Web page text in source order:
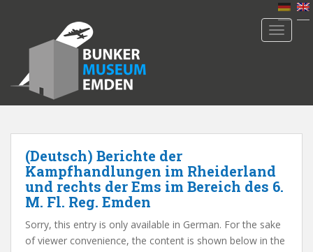
m
(Deutsch) Berichte der
Kampfhandlungen im Rheiderland
und rechts der Ems im Bereich des 6.
M. Fl. Reg. Emden
Sorry, this entry is only available in German. For the sake
of viewer convenience, the content is shown below in the